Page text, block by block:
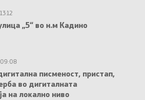
13:12
„5“ во н.м Кадино
09:08
писменост, пристап,
во дигиталната
на локално ниво